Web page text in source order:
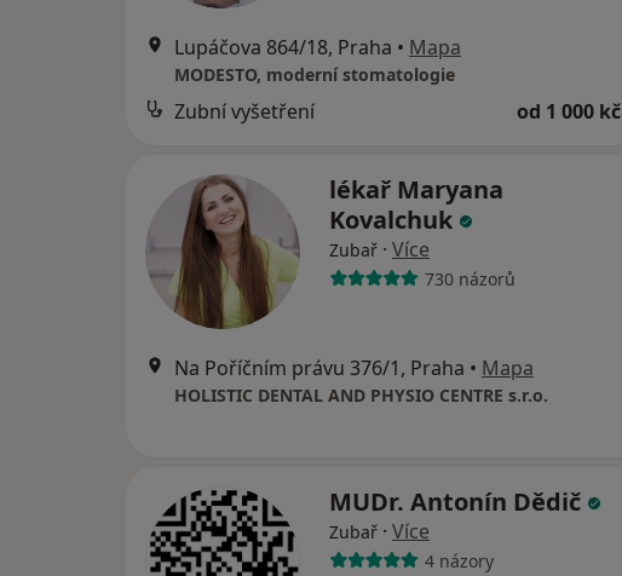
Lupáčova 864/18, Praha • Mapa
MODESTO, moderní stomatologie
Zubní vyšetření od 1 000 kč
lékař Maryana
Kovalchuk
Zubař · Více
730 názorů
Na Poříčním právu 376/1, Praha • Mapa
HOLISTIC DENTAL AND PHYSIO CENTRE s.r.o.
MUDr. Antonín Dědič
Zubař · Více
4 názory